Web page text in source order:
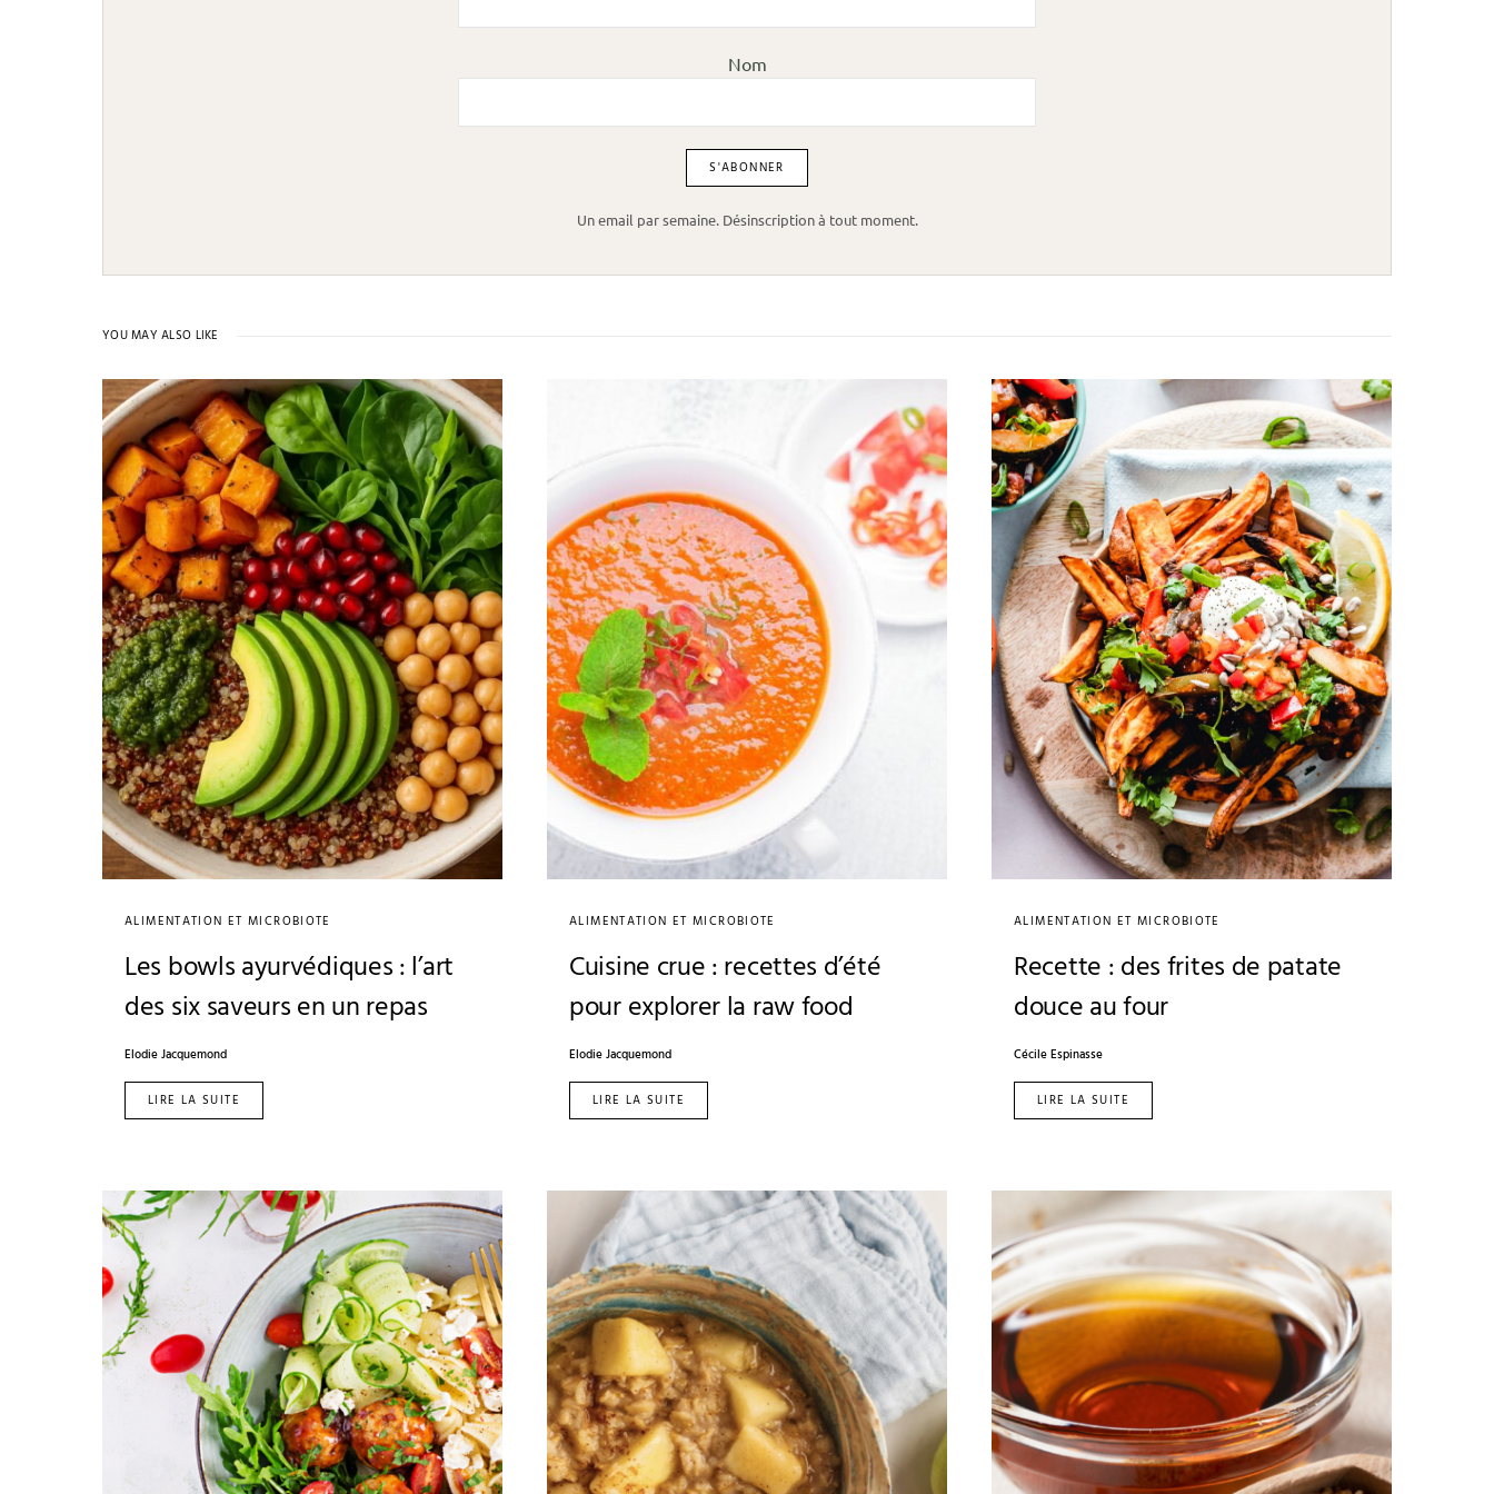
Nom
Un email par semaine. Désinscription à tout moment.
YOU MAY ALSO LIKE
ALIMENTATION ET MICROBIOTE
Les bowls ayurvédiques : l’art
des six saveurs en un repas
Elodie Jacquemond
LIRE LA SUITE
ALIMENTATION ET MICROBIOTE
Cuisine crue : recettes d’été
pour explorer la raw food
Elodie Jacquemond
LIRE LA SUITE
ALIMENTATION ET MICROBIOTE
Recette : des frites de patate
douce au four
Cécile Espinasse
LIRE LA SUITE